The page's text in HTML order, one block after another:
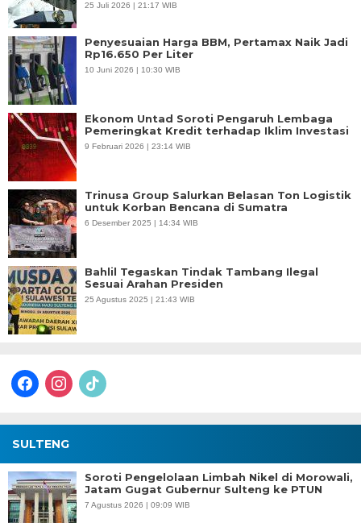
25 Juli 2026 | 21:17 WIB
Penyesuaian Harga BBM, Pertamax Naik Jadi
Rp16.650 Per Liter
10 Juni 2026 | 10:30 WIB
Ekonom Untad Soroti Pengaruh Lembaga
Pemeringkat Kredit terhadap Iklim Investasi
9 Februari 2026 | 23:14 WIB
Trinusa Group Salurkan Belasan Ton Logistik
untuk Korban Bencana di Sumatra
6 Desember 2025 | 14:34 WIB
Bahlil Tegaskan Tindak Tambang Ilegal
Sesuai Arahan Presiden
25 Agustus 2025 | 21:43 WIB
facebookinstagram
tiktok
SULTENG
Soroti Pengelolaan Limbah Nikel di Morowali,
Jatam Gugat Gubernur Sulteng ke PTUN
7 Agustus 2026 | 09:09 WIB